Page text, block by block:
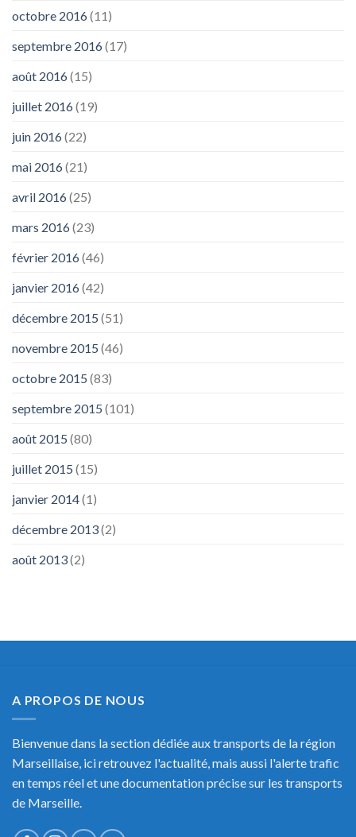
octobre 2016(11)
septembre 2016(17)
août 2016(15)
juillet 2016(19)
juin 2016(22)
mai 2016(21)
avril 2016(25)
mars 2016(23)
février 2016(46)
janvier 2016(42)
décembre 2015 (51)
novembre 2015 (46)
octobre 2015 (83)
septembre 2015 (101)
août 2015 (80)
juillet 2015 (15)
janvier 2014(1)
décembre 2013(2)
août 2013(2)
A PROPOS DE NOUS
Bienvenue dans la section dédiée aux transports de la région
Marseillaise, ici retrouvez l'actualité, mais aussi l'alerte trafic
en temps réel et une documentation précise sur les transports
de Marseille.